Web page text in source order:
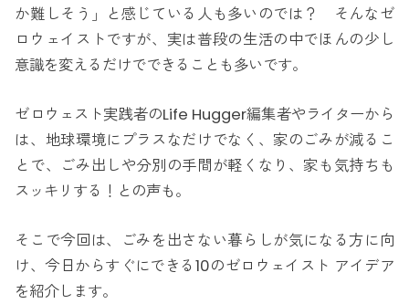
か難しそう」と感じている人も多いのでは？ そんなゼ
ロウェイストですが、実は普段の生活の中でほんの少し
意識を変えるだけでできることも多いです。
ゼロウェスト実践者のLife Hugger編集者やライターから
は、地球環境にプラスなだけでなく、家のごみが減るこ
とで、ごみ出しや分別の手間が軽くなり、家も気持ちも
スッキリする！との声も。
そこで今回は、ごみを出さない暮らしが気になる方に向
け、今日からすぐにできる10のゼロウェイスト アイデア
を紹介します。